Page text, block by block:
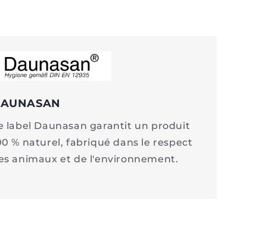
label Daunasan garantit un produit
% naturel, fabriqué dans le respect
animaux et de l'environnement.